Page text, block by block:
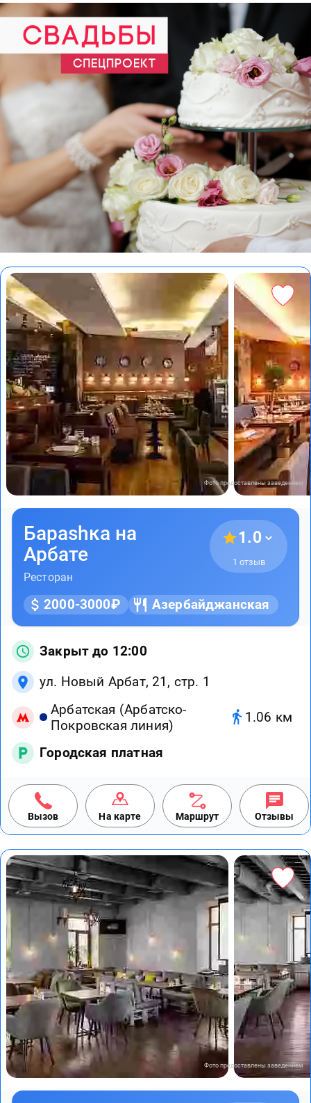
Фото предоставлены заведением
Бараshка на
Арбате
Ресторан
1.0
1 отзыв
2000-3000₽ Азербайджанская
Закрыт до 12:00
ул. Новый Арбат, 21, стр. 1
Арбатская (Арбатско-
Покровская линия)
1.06 км
Городская платная
Вызов На карте Маршрут Отзывы
Фото предоставлены заведением